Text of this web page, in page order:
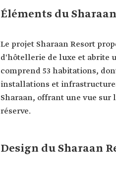
Éléments du
Le projet Sharaan Resort
d'hôtellerie de luxe et abrite
comprend 53 habitations,
installations et
Sharaan, offrant une vue
réserve.
Design du Sharaan